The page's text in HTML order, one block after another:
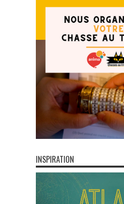
INSPIRATION